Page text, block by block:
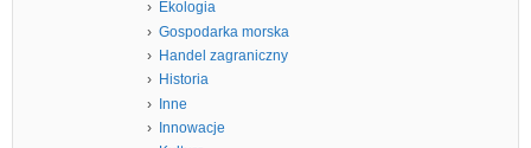
Ekologia
Gospodarka morska
Handel zagraniczny
Historia
Inne
Innowacje